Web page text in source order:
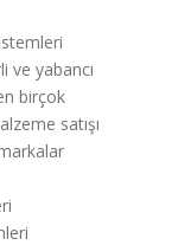
ve yabancı
birçok
satışı